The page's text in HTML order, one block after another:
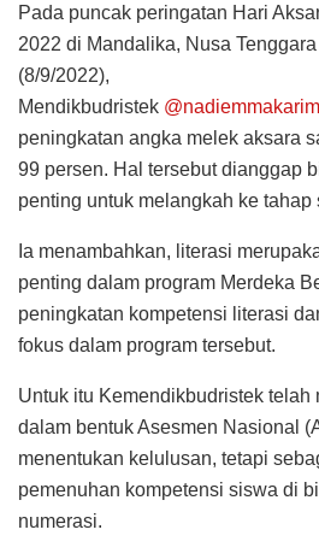
Pada puncak peringatan Hari
2022 di Mandalika, Nusa
(8/9/2022),
Mendikbudristek @nadiemmakarim
peningkatan angka melek aksara
99 persen. Hal tersebut dianggap
penting untuk melangkah ke tahap
Ia menambahkan, literasi
penting dalam program Merdeka
peningkatan kompetensi literasi
fokus dalam program tersebut.
Untuk itu Kemendikbudristek telah
dalam bentuk Asesmen Nasional
menentukan kelulusan, tetapi
pemenuhan kompetensi siswa di
numerasi.